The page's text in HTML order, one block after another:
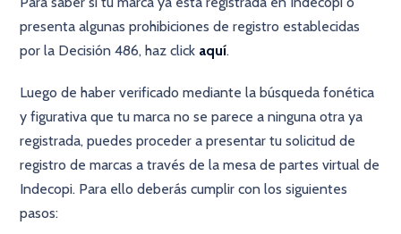
presenta algunas prohibiciones de registro establecidas
por la Decisión 486, haz click aquí.
Luego de haber verificado mediante la búsqueda fonética
y figurativa que tu marca no se parece a ninguna otra ya
registrada, puedes proceder a presentar tu solicitud de
registro de marcas a través de la mesa de partes virtual de
Indecopi. Para ello deberás cumplir con los siguientes
pasos: